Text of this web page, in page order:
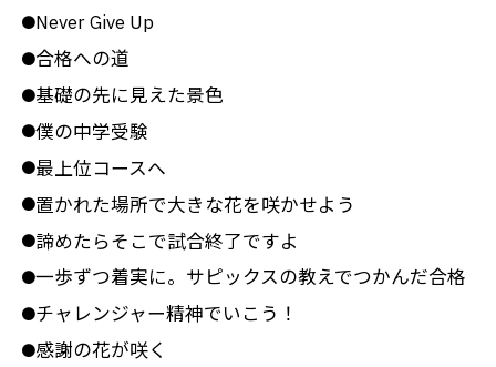
●Never Give Up
●合格への道
●基礎の先に見えた景色
●僕の中学受験
●最上位コースへ
●置かれた場所で大きな花を咲かせよう
●諦めたらそこで試合終了ですよ
●一歩ずつ着実に。サピックスの教えでつかんだ合格
●チャレンジャー精神でいこう！
●感謝の花が咲く